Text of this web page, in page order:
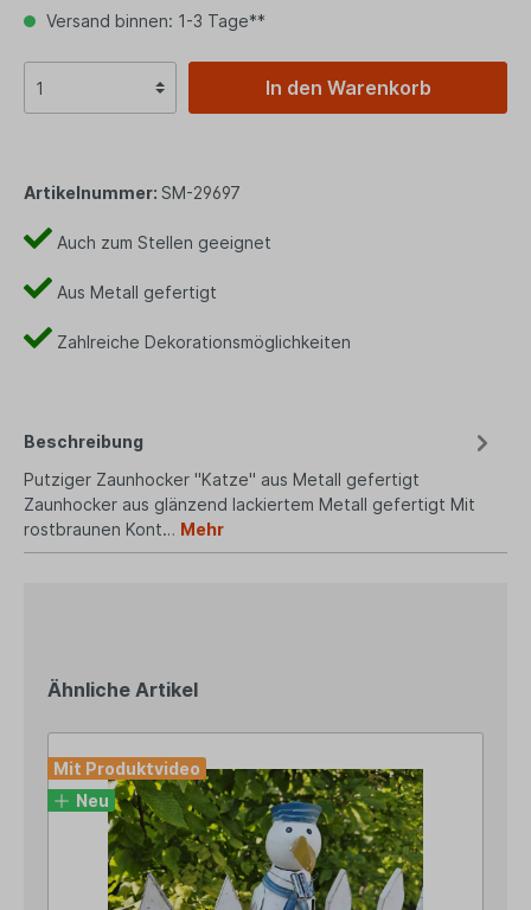
Versand binnen: 1-3 Tage**
In den Warenkorb
Artikelnummer: SM-29697
Auch zum Stellen geeignet
Aus Metall gefertigt
Zahlreiche Dekorationsmöglichkeiten
Beschreibung
Putziger Zaunhocker "Katze" aus Metall gefertigt
Zaunhocker aus glänzend lackiertem Metall gefertigt Mit
rostbraunen Kont… Mehr
Ähnliche Artikel
Mit Produktvideo
Neu